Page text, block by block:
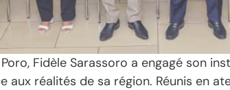
Fidèle Sarassoro a engagé son
aux réalités de sa région. Réunis en